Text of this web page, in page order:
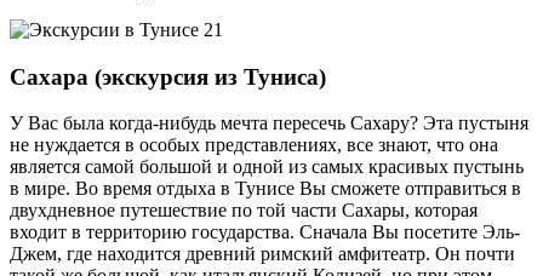
Сахара (экскурсия из Туниса)
У Вас была когда-нибудь мечта пересечь Сахару? Эта пустыня
не нуждается в особых представлениях, все знают, что она
является самой большой и одной из самых красивых пустынь
в мире. Во время отдыха в Тунисе Вы сможете отправиться в
двухдневное путешествие по той части Сахары, которая
входит в территорию государства. Сначала Вы посетите Эль-
Джем, где находится древний римский амфитеатр. Он почти